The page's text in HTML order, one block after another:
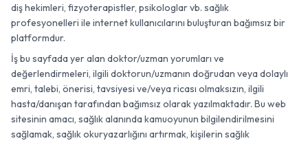
diş hekimleri, fizyoterapistler, psikologlar vb. sağlık
profesyonelleri ile internet kullanıcılarını buluşturan bağımsız bir
platformdur.
İş bu sayfada yer alan doktor/uzman yorumları ve
değerlendirmeleri, ilgili doktorun/uzmanın doğrudan veya dolaylı
emri, talebi, önerisi, tavsiyesi ve/veya ricası olmaksızın, ilgili
hasta/danışan tarafından bağımsız olarak yazılmaktadır. Bu web
sitesinin amacı, sağlık alanında kamuoyunun bilgilendirilmesini
sağlamak, sağlık okuryazarlığını artırmak, kişilerin sağlık